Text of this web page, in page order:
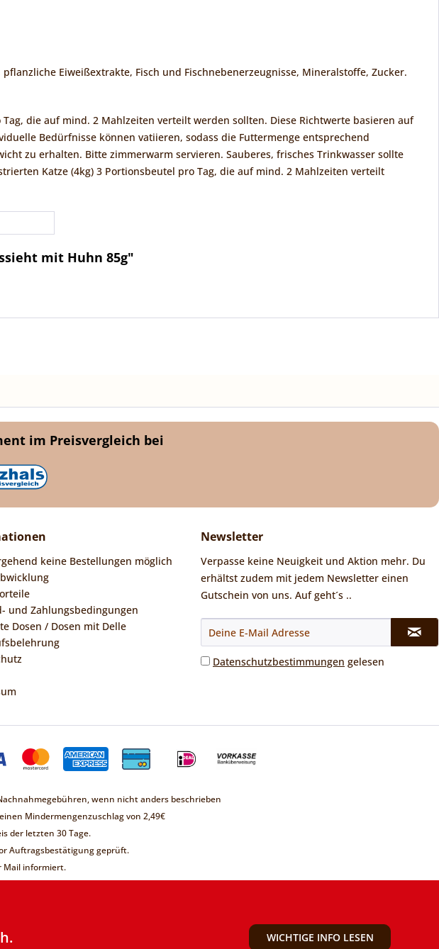
WICHTIGE INFO LESEN
Eiweißextrakte, Fisch und Fischnebenerzeugnisse, Mineralstoffe, Zucker.
die auf mind. 2 Mahlzeiten verteilt werden sollten. Diese Richtwerte basieren auf
Bedürfnisse können vatiieren, sodass die Futtermenge entsprechend
zu erhalten. Bitte zimmerwarm servieren. Sauberes, frisches Trinkwasser sollte
Katze (4kg) 3 Portionsbeutel pro Tag, die auf mind. 2 Mahlzeiten verteilt
mit Huhn 85g"
im Preisvergleich bei
keine Bestellungen möglich
und Zahlungsbedingungen
Dosen / Dosen mit Delle
Newsletter
Verpasse keine Neuigkeit und Aktion mehr. Du
erhältst zudem mit jedem Newsletter einen
Gutschein von uns. Auf geht´s ..
Datenschutzbestimmungen gelesen
wenn nicht anders beschrieben
Mindermengenzuschlag von 2,49€
der letzten 30 Tage.
Auftragsbestätigung geprüft.
Mail informiert.